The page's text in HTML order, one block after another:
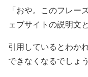
「おや。このフレー
ェブサイトの説明文
引用しているとわか
できなくなるでしょう